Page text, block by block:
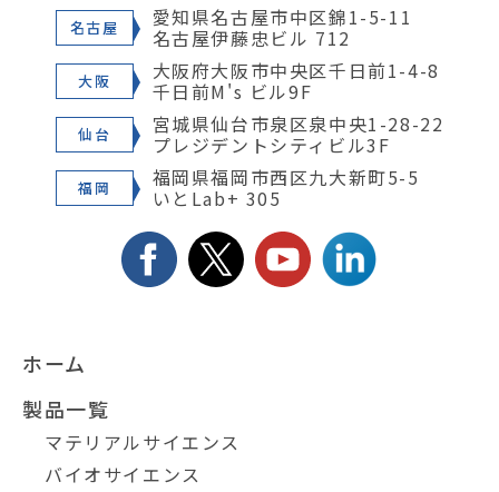
名古屋 愛知県名古屋市中区錦1-5-11
名古屋伊藤忠ビル 712
大阪 大阪府大阪市中央区千日前1-4-8
千日前M's ビル9F
仙台 宮城県仙台市泉区泉中央1-28-22
プレジデントシティビル3F
福岡 福岡県福岡市西区九大新町5-5
いとLab+ 305
ホーム
製品一覧
マテリアルサイエンス
バイオサイエンス